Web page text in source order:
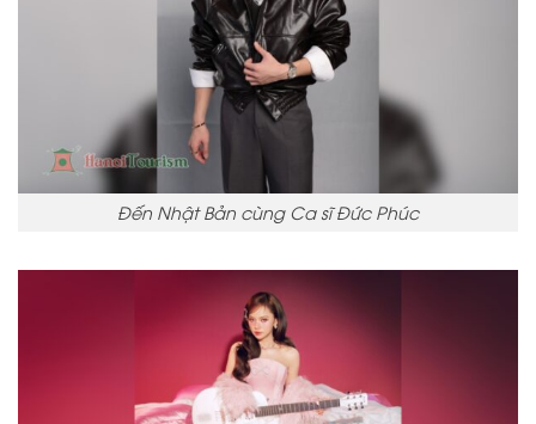
Đến Nhật Bản cùng Ca sĩ Đức Phúc